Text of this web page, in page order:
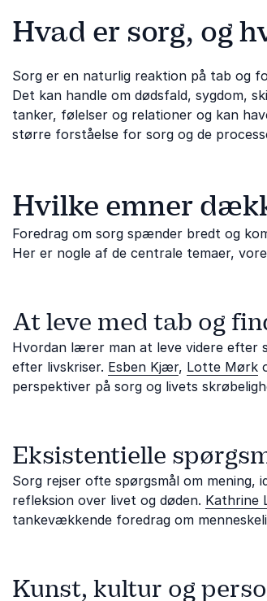
Hvad er sorg, og
Sorg er en naturlig reaktion på tab og
Det kan handle om dødsfald, sygdom,
tanker, følelser og relationer og kan
større forståelse for sorg og de
Hvilke emner
Foredrag om sorg spænder bredt og
Her er nogle af de centrale temaer,
At leve med tab og
Hvordan lærer man at leve videre efter
efter livskriser. Esben Kjær, Lotte Mørk
perspektiver på sorg og livets
Eksistentielle
Sorg rejser ofte spørgsmål om
refleksion over livet og døden. Kathrine
tankevækkende foredrag om
Kunst, kultur og